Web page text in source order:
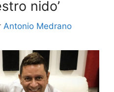
nido’
Antonio Medrano